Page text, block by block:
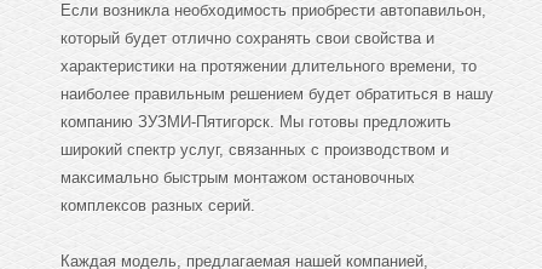
Если возникла необходимость приобрести автопавильон,
который будет отлично сохранять свои свойства и
характеристики на протяжении длительного времени, то
наиболее правильным решением будет обратиться в нашу
компанию ЗУЗМИ-Пятигорск. Мы готовы предложить
широкий спектр услуг, связанных с производством и
максимально быстрым монтажом остановочных
комплексов разных серий.
Каждая модель, предлагаемая нашей компанией,